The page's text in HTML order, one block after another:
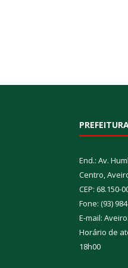
End.: Av.
Centro,
CEP: 68.150-
Fone: (93)
E-mail:
Horário de
18h00